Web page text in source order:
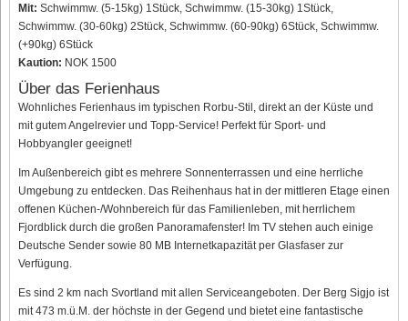
Mit: Schwimmw. (5-15kg) 1Stück, Schwimmw. (15-30kg) 1Stück,
Schwimmw. (30-60kg) 2Stück, Schwimmw. (60-90kg) 6Stück, Schwimmw.
(+90kg) 6Stück
Kaution: NOK 1500
Über das Ferienhaus
Wohnliches Ferienhaus im typischen Rorbu-Stil, direkt an der Küste und
mit gutem Angelrevier und Topp-Service! Perfekt für Sport- und
Hobbyangler geeignet!
Im Außenbereich gibt es mehrere Sonnenterrassen und eine herrliche
Umgebung zu entdecken. Das Reihenhaus hat in der mittleren Etage einen
offenen Küchen-/Wohnbereich für das Familienleben, mit herrlichem
Fjordblick durch die großen Panoramafenster! Im TV stehen auch einige
Deutsche Sender sowie 80 MB Internetkapazität per Glasfaser zur
Verfügung.
Es sind 2 km nach Svortland mit allen Serviceangeboten. Der Berg Sigjo ist
mit 473 m.ü.M. der höchste in der Gegend und bietet eine fantastische